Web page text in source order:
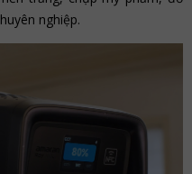
nghiệp.